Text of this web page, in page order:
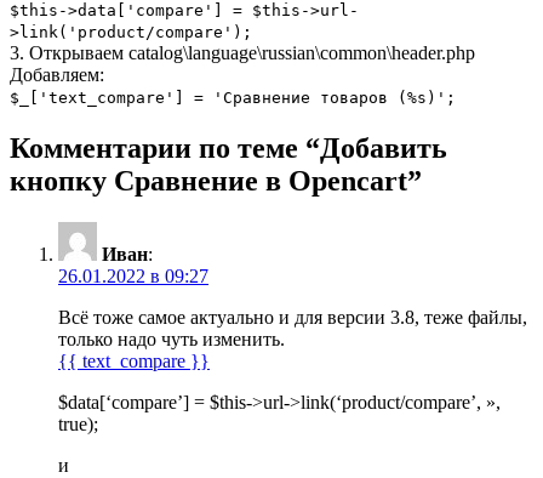
$this->data['compare'] = $this->url-
>link('product/compare');
3. Открываем catalog\language\russian\common\header.php
Добавляем:
$_['text_compare'] = 'Сравнение товаров (%s)';
Комментарии по теме “Добавить
кнопку Сравнение в Opencart”
Иван:
26.01.2022 в 09:27
Всё тоже самое актуально и для версии 3.8, теже файлы,
только надо чуть изменить.
{{ text_compare }}
$data[‘compare’] = $this->url->link(‘product/compare’, »,
true);
и